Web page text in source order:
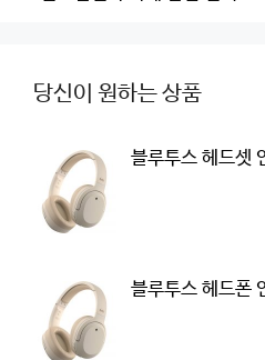
당신이 원하는 상품
블루투스 헤드셋
블루투스 헤드폰